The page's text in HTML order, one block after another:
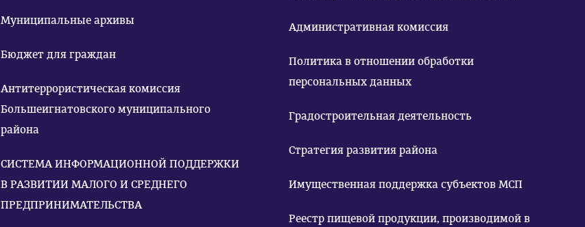
Муниципальные архивы
Бюджет для граждан
Антитеррористическая комиссия
Большеигнатовского муниципального
района
СИСТЕМА ИНФОРМАЦИОННОЙ ПОДДЕРЖКИ
В РАЗВИТИИ МАЛОГО И СРЕДНЕГО
ПРЕДПРИНИМАТЕЛЬСТВА
Административная комиссия
Политика в отношении обработки
персональных данных
Градостроительная деятельность
Стратегия развития района
Имущественная поддержка субъектов МСП
Реестр пищевой продукции, производимой в